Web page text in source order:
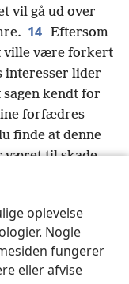
oplevelse
Nogle
fungerer
eller afvise
vil gå ud over
14 Eftersom
ville være forkert
interesser lider
kendt for
forfædres
finde at denne
været til skade
og i den har
ødelagt. s
denne by
gjort
over *